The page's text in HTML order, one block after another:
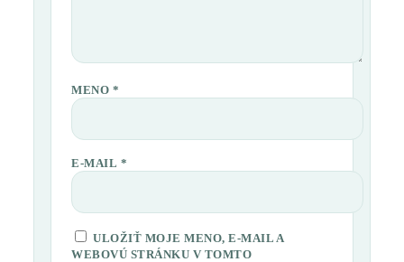
MENO *
E-MAIL *
ULOŽIŤ MOJE MENO, E-MAIL A
WEBOVÚ STRÁNKU V TOMTO